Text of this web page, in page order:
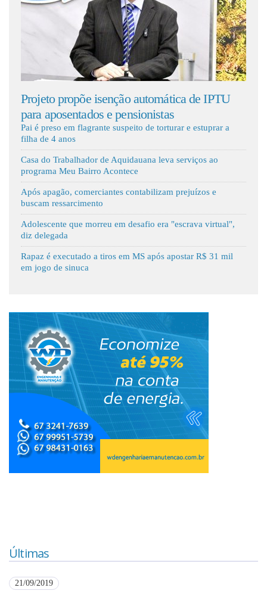
Fale Conosco
Projeto propõe isenção automática de IPTU
para aposentados e pensionistas
Pai é preso em flagrante suspeito de torturar e estuprar a
filha de 4 anos
Casa do Trabalhador de Aquidauana leva serviços ao
programa Meu Bairro Acontece
Após apagão, comerciantes contabilizam prejuízos e
buscam ressarcimento
Adolescente que morreu em desafio era "escrava virtual",
diz delegada
Rapaz é executado a tiros em MS após apostar R$ 31 mil
em jogo de sinuca
Últimas
21/09/2019